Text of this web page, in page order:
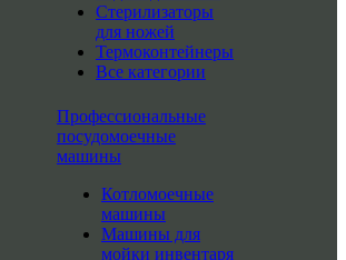
Стерилизаторы
для ножей
Термоконтейнеры
Все категории
Профессиональные
посудомоечные
машины
Котломоечные
машины
Машины для
мойки инвентаря